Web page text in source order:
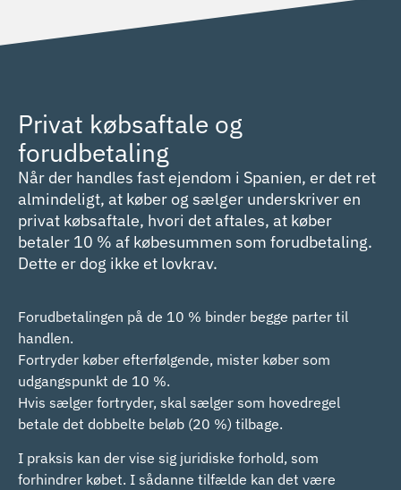
Privat købsaftale og
forudbetaling
Når der handles fast ejendom i Spanien, er det ret
almindeligt, at køber og sælger underskriver en
privat købsaftale, hvori det aftales, at køber
betaler 10 % af købesummen som forudbetaling.
Dette er dog ikke et lovkrav.
Forudbetalingen på de 10 % binder begge parter til
handlen.
Fortryder køber efterfølgende, mister køber som
udgangspunkt de 10 %.
Hvis sælger fortryder, skal sælger som hovedregel
betale det dobbelte beløb (20 %) tilbage.
I praksis kan der vise sig juridiske forhold, som
forhindrer købet. I sådanne tilfælde kan det være